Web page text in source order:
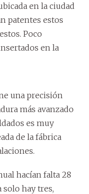
en la ciudad
patentes estos
Poco
en la
una precisión
más avanzado
es muy
de la fábrica
hacían falta 28
solo hay tres,